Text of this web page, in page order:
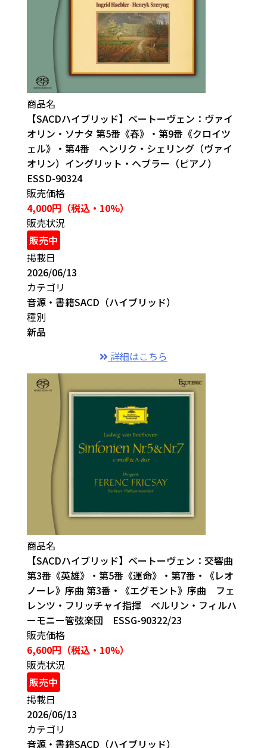
商品名
【SACDハイブリッド】ベートーヴェン：ヴァイ
オリン・ソナタ 第5番《春》・第9番《クロイツ
ェル》・第4番 ヘンリク・シェリング（ヴァイ
オリン）イングリット・ヘブラー（ピアノ）
ESSD-90324
販売価格
4,000円（税込・10%）
販売状況
販売中
掲載日
2026/06/13
カテゴリ
音源・書籍SACD（ハイブリッド）
種別
新品
詳細はこちら
商品名
【SACDハイブリッド】ベートーヴェン：交響曲
第3番《英雄》・第5番《運命》・第7番・《レオ
ノーレ》序曲 第3番・《エグモント》序曲 フェ
レンツ・フリッチャイ指揮 ベルリン・フィルハ
ーモニー管弦楽団 ESSG-90322/23
販売価格
6,600円（税込・10%）
販売状況
販売中
掲載日
2026/06/13
カテゴリ
音源・書籍SACD（ハイブリッド）